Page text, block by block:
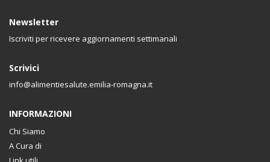
Newsletter
Iscriviti per ricevere aggiornamenti settimanali
Scrivici
info@alimentiesalute.emilia-romagna.it
INFORMAZIONI
Chi Siamo
A Cura di